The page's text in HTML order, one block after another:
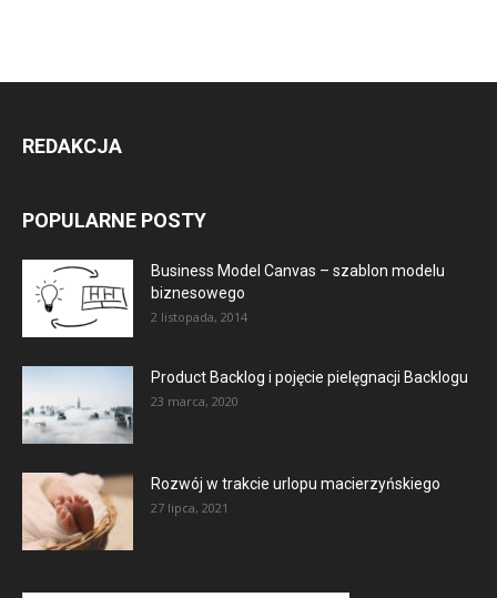
REDAKCJA
POPULARNE POSTY
Business Model Canvas – szablon modelu
biznesowego
2 listopada, 2014
Product Backlog i pojęcie pielęgnacji Backlogu
23 marca, 2020
Rozwój w trakcie urlopu macierzyńskiego
27 lipca, 2021